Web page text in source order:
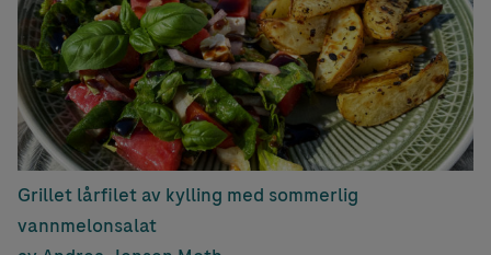
Grillet lårfilet av kylling med sommerlig
vannmelonsalat